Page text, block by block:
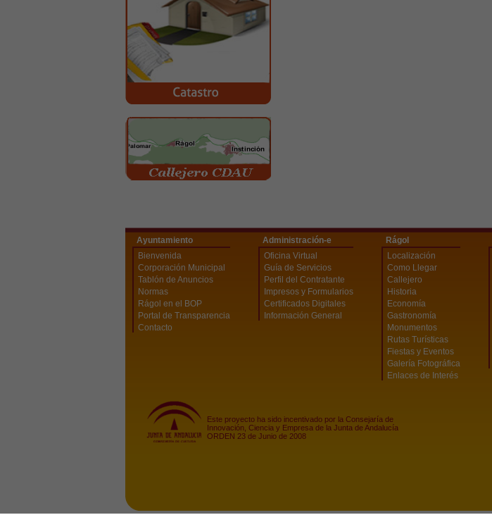
Ayuntamiento
Bienvenida
Corporación Municipal
Tablón de Anuncios
Normas
Rágol en el BOP
Portal de Transparencia
Contacto
Administración-e
Oficina Virtual
Guía de Servicios
Perfil del Contratante
Impresos y Formularios
Certificados Digitales
Información General
Rágol
Localización
Como Llegar
Callejero
Historia
Economía
Gastronomía
Monumentos
Rutas Turísticas
Fiestas y Eventos
Galería Fotográfica
Enlaces de Interés
Este proyecto ha sido incentivado por la Consejaría de
Innovación, Ciencia y Empresa de la Junta de Andalucía
ORDEN 23 de Junio de 2008